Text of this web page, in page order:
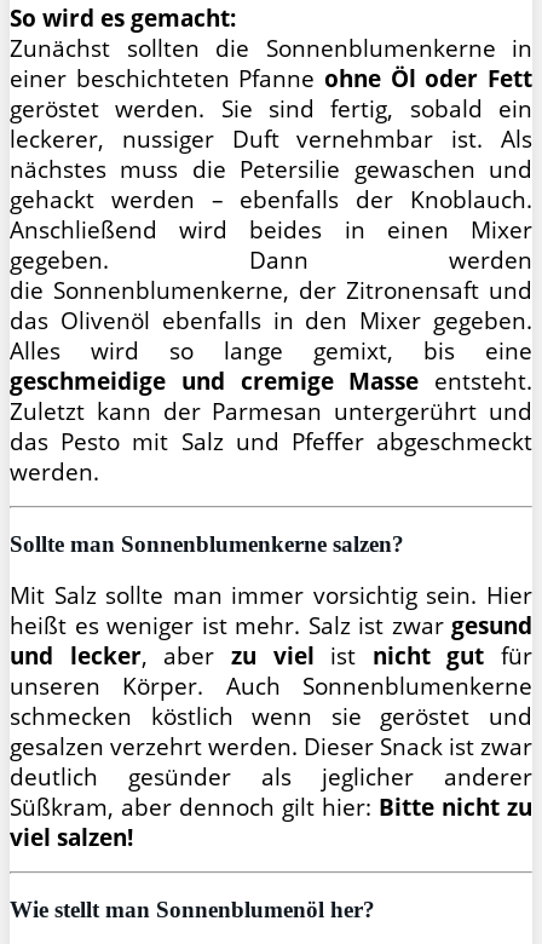
So wird es gemacht:
Zunächst sollten die Sonnenblumenkerne in
einer beschichteten Pfanne ohne Öl oder Fett
geröstet werden. Sie sind fertig, sobald ein
leckerer, nussiger Duft vernehmbar ist. Als
nächstes muss die Petersilie gewaschen und
gehackt werden – ebenfalls der Knoblauch.
Anschließend wird beides in einen Mixer
gegeben. Dann werden
die Sonnenblumenkerne, der Zitronensaft und
das Olivenöl ebenfalls in den Mixer gegeben.
Alles wird so lange gemixt, bis eine
geschmeidige und cremige Masse entsteht.
Zuletzt kann der Parmesan untergerührt und
das Pesto mit Salz und Pfeffer abgeschmeckt
werden.
Sollte man Sonnenblumenkerne salzen?
Mit Salz sollte man immer vorsichtig sein. Hier
heißt es weniger ist mehr. Salz ist zwar gesund
und lecker, aber zu viel ist nicht gut für
unseren Körper. Auch Sonnenblumenkerne
schmecken köstlich wenn sie geröstet und
gesalzen verzehrt werden. Dieser Snack ist zwar
deutlich gesünder als jeglicher anderer
Süßkram, aber dennoch gilt hier: Bitte nicht zu
viel salzen!
Wie stellt man Sonnenblumenöl her?